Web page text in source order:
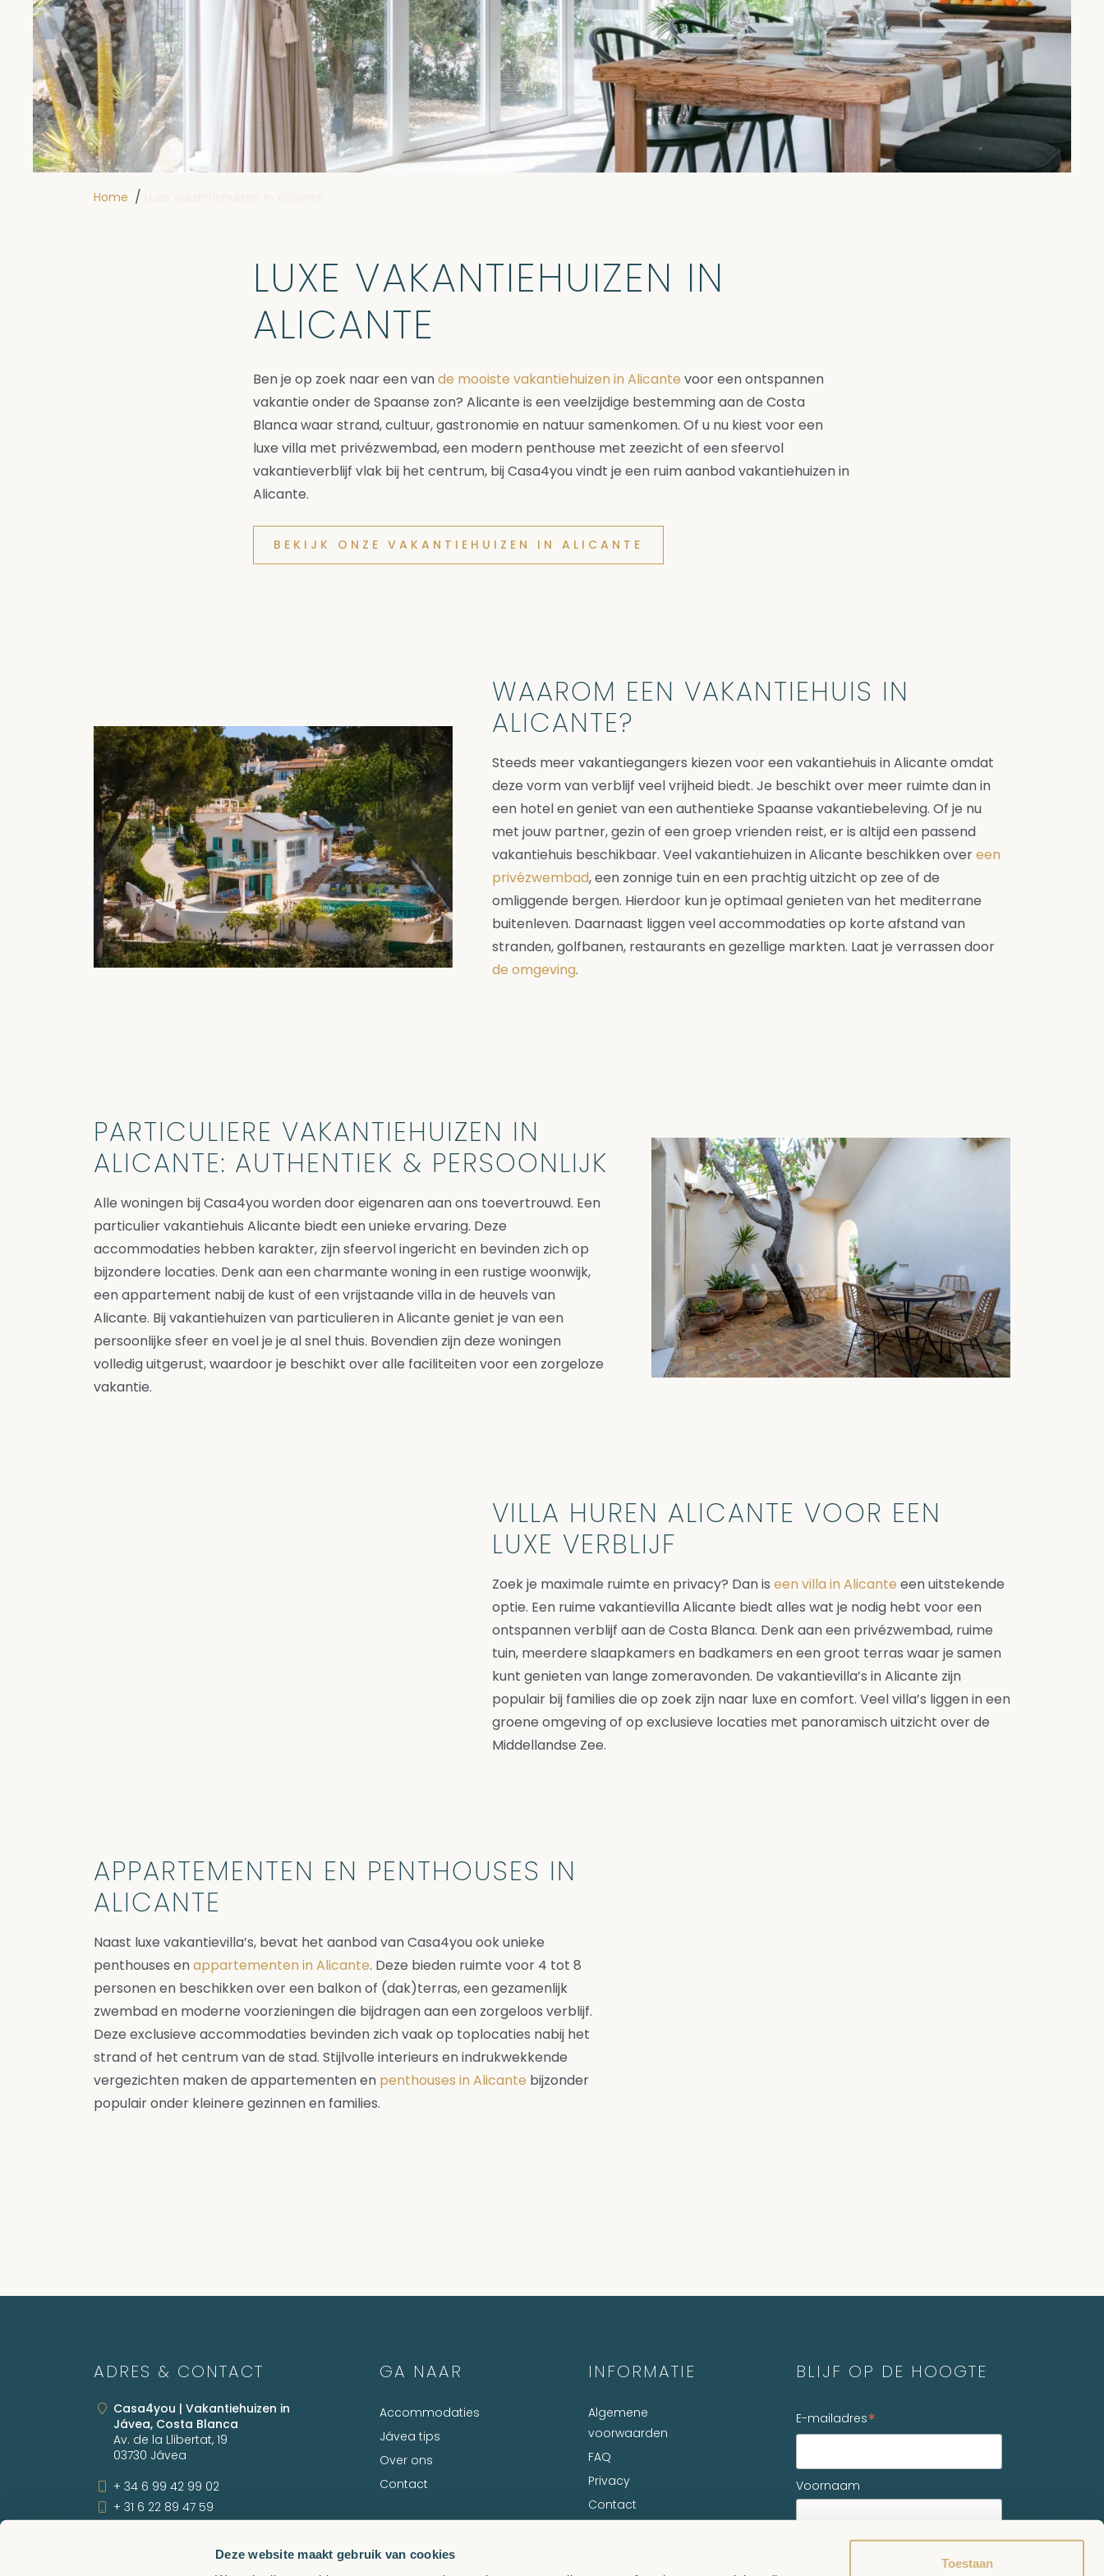
Deze website maakt gebruik van cookies
Toestaan
Home /
LUXE VAKANTIEHUIZEN IN
ALICANTE
Ben je op zoek naar een vande mooiste vakantiehuizen in Alicante voor een ontspannen
vakantie onder de Spaanse zon? Alicante is een veelzijdige bestemming aan de Costa
Blanca waar strand, cultuur, gastronomie en natuur samenkomen. Of u nu kiest voor een
luxe villa met privézwembad, een modern penthouse met zeezicht of een sfeervol
vakantieverblijf vlak bij het centrum, bij Casa4you vindt je een ruim aanbod vakantiehuizen in
Alicante.
BEKIJK ONZE VAKANTIEHUIZEN IN ALICANTE
WAAROM EEN VAKANTIEHUIS IN
ALICANTE?
Steeds meer vakantiegangers kiezen voor een vakantiehuis in Alicante omdat
deze vorm van verblijf veel vrijheid biedt. Je beschikt over meer ruimte dan in
een hotel en geniet van een authentieke Spaanse vakantiebeleving. Of je nu
met jouw partner, gezin of een groep vrienden reist, er is altijd een passend
vakantiehuis beschikbaar. Veel vakantiehuizen in Alicante beschikken overeen
privézwembad, een zonnige tuin en een prachtig uitzicht op zee of de
omliggende bergen. Hierdoor kun je optimaal genieten van het mediterrane
buitenleven. Daarnaast liggen veel accommodaties op korte afstand van
stranden, golfbanen, restaurants en gezellige markten. Laat je verrassen door
de omgeving.
PARTICULIERE VAKANTIEHUIZEN IN
ALICANTE: AUTHENTIEK & PERSOONLIJK
Alle woningen bij Casa4you worden door eigenaren aan ons toevertrouwd. Een
particulier vakantiehuis Alicante biedt een unieke ervaring. Deze
accommodaties hebben karakter, zijn sfeervol ingericht en bevinden zich op
bijzondere locaties. Denk aan een charmante woning in een rustige woonwijk,
een appartement nabij de kust of een vrijstaande villa in de heuvels van
Alicante. Bij vakantiehuizen van particulieren in Alicante geniet je van een
persoonlijke sfeer en voel je je al snel thuis. Bovendien zijn deze woningen
volledig uitgerust, waardoor je beschikt over alle faciliteiten voor een zorgeloze
vakantie.
VILLA HUREN ALICANTE VOOR EEN
LUXE VERBLIJF
Zoek je maximale ruimte en privacy? Dan iseen villa in Alicante een uitstekende
optie. Een ruime vakantievilla Alicante biedt alles wat je nodig hebt voor een
ontspannen verblijf aan de Costa Blanca. Denk aan een privézwembad, ruime
tuin, meerdere slaapkamers en badkamers en een groot terras waar je samen
kunt genieten van lange zomeravonden. De vakantievilla’s in Alicante zijn
populair bij families die op zoek zijn naar luxe en comfort. Veel villa’s liggen in een
groene omgeving of op exclusieve locaties met panoramisch uitzicht over de
Middellandse Zee.
APPARTEMENTEN EN PENTHOUSES IN
ALICANTE
Naast luxe vakantievilla’s, bevat het aanbod van Casa4you ook unieke
penthouses enappartementen in Alicante. Deze bieden ruimte voor 4 tot 8
personen en beschikken over een balkon of (dak)terras, een gezamenlijk
zwembad en moderne voorzieningen die bijdragen aan een zorgeloos verblijf.
Deze exclusieve accommodaties bevinden zich vaak op toplocaties nabij het
strand of het centrum van de stad. Stijlvolle interieurs en indrukwekkende
vergezichten maken de appartementen en penthouses in Alicante bijzonder
populair onder kleinere gezinnen en families.
ADRES & CONTACT
Casa4you | Vakantiehuizen in
Jávea, Costa Blanca
Av. de la Llibertat, 19
03730 Jávea
+ 34 6 99 42 99 02
+ 31 6 22 89 47 59
GA NAAR
Accommodaties
Jávea tips
Over ons
Contact
INFORMATIE
Algemene
voorwaarden
FAQ
Privacy
Contact
BLIJF OP DE HOOGTE
E-mailadres*
Voornaam